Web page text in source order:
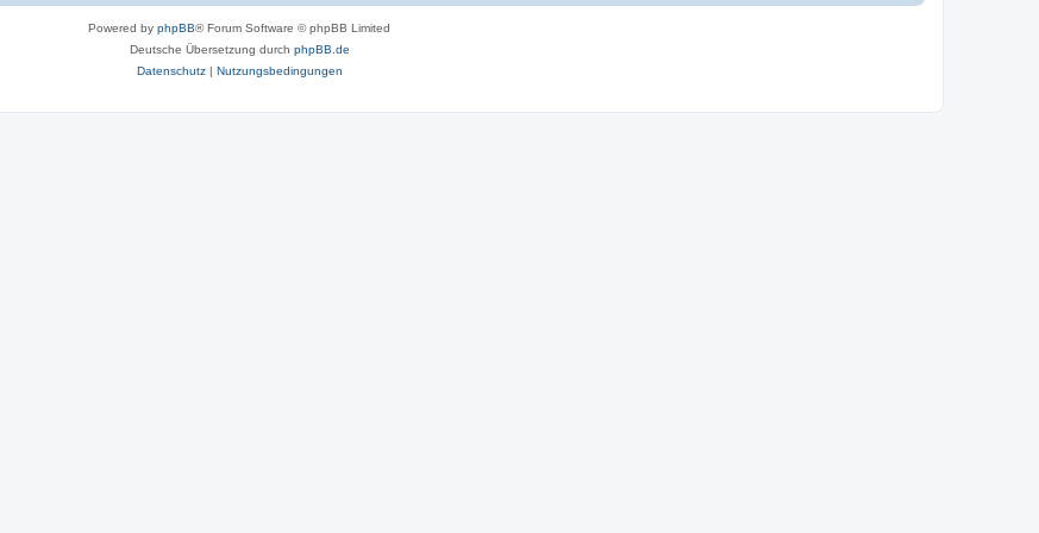
Powered by phpBB® Forum Software © phpBB Limited
Deutsche Übersetzung durch phpBB.de
Datenschutz| Nutzungsbedingungen